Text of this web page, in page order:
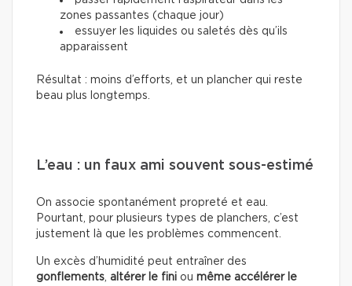
zones passantes (chaque jour)
essuyer les liquides ou saletés dès qu’ils
apparaissent
Résultat : moins d’efforts, et un plancher qui reste
beau plus longtemps.
L’eau : un faux ami souvent sous-estimé
On associe spontanément propreté et eau.
Pourtant, pour plusieurs types de planchers, c’est
justement là que les problèmes commencent.
Un excès d’humidité peut entraîner des
gonflements altérer le fini ou même accélérer le